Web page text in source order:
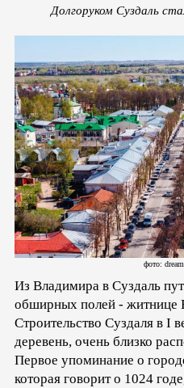
Долгоруком Суздаль
фото:
Из Владимира в Суздаль
обширных полей - житнице
Строительство Суздаля в I
деревень, очень близко
Первое упоминание о
которая говорит о 1024